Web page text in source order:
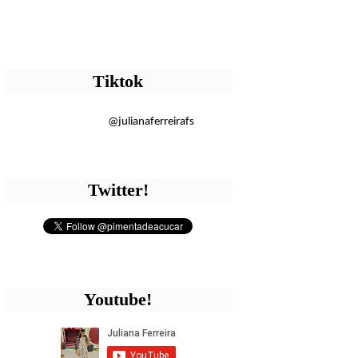
Tiktok
@julianaferreirafs
Twitter!
Youtube!